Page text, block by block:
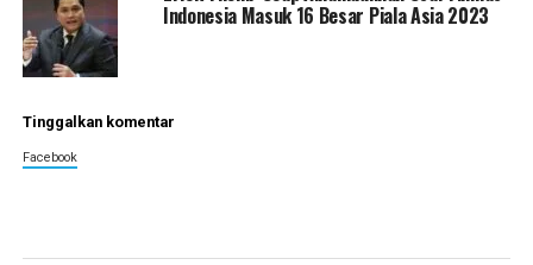
Indonesia Masuk 16 Besar Piala Asia 2023
Tinggalkan komentar
Facebook